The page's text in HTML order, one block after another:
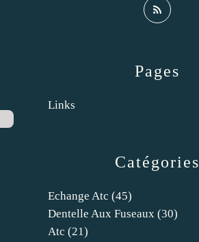
Catégories
Echange Atc (45)
Dentelle Aux Fuseaux (30)
Atc (21)
Pages
Links